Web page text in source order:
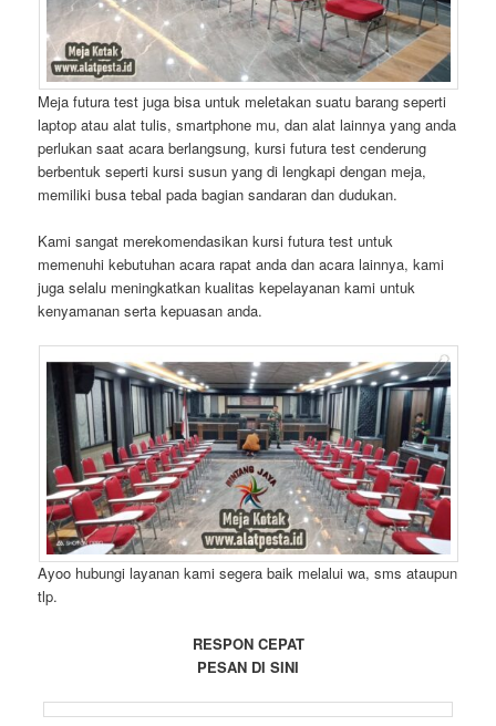
Meja futura test juga bisa untuk meletakan suatu barang seperti
laptop atau alat tulis, smartphone mu, dan alat lainnya yang anda
perlukan saat acara berlangsung, kursi futura test cenderung
berbentuk seperti kursi susun yang di lengkapi dengan meja,
memiliki busa tebal pada bagian sandaran dan dudukan.
Kami sangat merekomendasikan kursi futura test untuk
memenuhi kebutuhan acara rapat anda dan acara lainnya, kami
juga selalu meningkatkan kualitas kepelayanan kami untuk
kenyamanan serta kepuasan anda.
Ayoo hubungi layanan kami segera baik melalui wa, sms ataupun
tlp.
RESPON CEPAT
PESAN DI SINI